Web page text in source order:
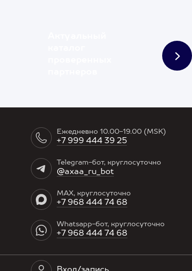
Ежедневно 10.00-19.00 (MSK)
+7 999 444 39 25
Telegram-бот, круглосуточно
@axaa_ru_bot
MAX, круглосуточно
+7 968 444 74 68
Whatsapp-бот, круглосуточно
+7 968 444 74 68